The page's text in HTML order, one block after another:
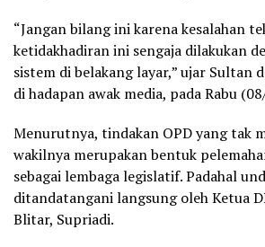
“Jangan bilang ini karena kesalahan
ketidakhadiran ini sengaja dilakukan
sistem di belakang layar,” ujar Sultan
di hadapan awak media, pada Rabu
Menurutnya, tindakan OPD yang tak
wakilnya merupakan bentuk
sebagai lembaga legislatif. Padahal
ditandatangani langsung oleh Ketua
Blitar, Supriadi.